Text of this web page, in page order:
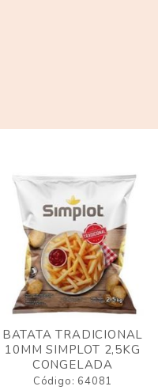
BATATA TRADICIONAL
10MM SIMPLOT 2,5KG
CONGELADA
Código: 64081